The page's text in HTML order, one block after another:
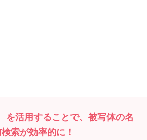
を活用することで、被写体の名
索が効率的に！